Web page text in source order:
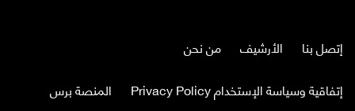
إتصل بنا الأرشيف
من نحن
إتفاقية وسياسة الإستخدام Privacy Policy
المنصة برس